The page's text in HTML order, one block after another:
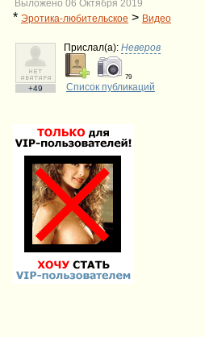
Выложено 06 Октября 2019
* Эротика-любительское > Видео
+49
Прислал(a): Неверов
79
Список публикаций